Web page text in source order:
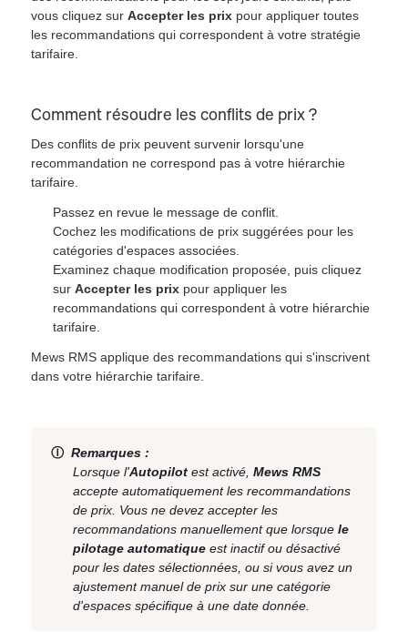
vous cliquez surAccepter les prix pour appliquer toutes
les recommandations qui correspondent à votre stratégie
tarifaire.
Comment résoudre les conflits de prix ?
Des conflits de prix peuvent survenir lorsqu'une
recommandation ne correspond pas à votre hiérarchie
tarifaire.
Passez en revue le message de conflit.
Cochez les modifications de prix suggérées pour les
catégories d'espaces associées.
Examinez chaque modification proposée, puis cliquez
surAccepter les prix pour appliquer les
recommandations qui correspondent à votre hiérarchie
tarifaire.
Mews RMS applique des recommandations qui s'inscrivent
dans votre hiérarchie tarifaire.
Ⓘ Remarques :
Lorsque l'Autopilotest activé, Mews RMS
accepte automatiquement les recommandations
de prix. Vous ne devez accepter les
recommandations manuellement que lorsque le
pilotage automatiqueest inactif ou désactivé
pour les dates sélectionnées, ou si vous avez un
ajustement manuel de prix sur une catégorie
d'espaces spécifique à une date donnée.